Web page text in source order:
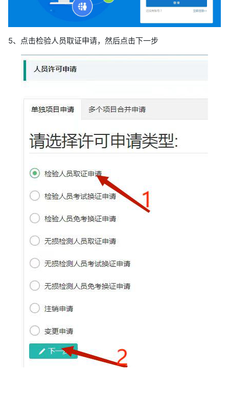
5、点击检验人员取证申请，然后点击下一步